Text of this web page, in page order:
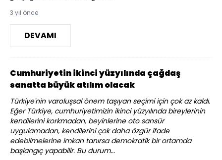
3 yıl önce
DEVAMI
Cumhuriyetin ikinci yüzyılında çağdaş
sanatta büyük atılım olacak
Türkiye'nin varoluşsal önem taşıyan seçimi için çok az kaldı.
Eğer Türkiye, cumhuriyetimizin ikinci yüzyılında bireylerinin
kendilerini korkmadan, beyinlerine oto sansür
uygulamadan, kendilerini çok daha özgür ifade
edebilmelerine imkan tanırsa demokratik bir ortamda
başlangıç yapabilir. Bu durum...